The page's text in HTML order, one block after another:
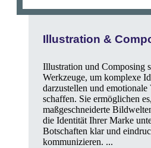
Illustration &
Illustration und Composing
Werkzeuge, um komplexe
darzustellen und emotionale
schaffen. Sie ermöglichen
maßgeschneiderte
die Identität Ihrer Marke
Botschaften klar und
kommunizieren. ...